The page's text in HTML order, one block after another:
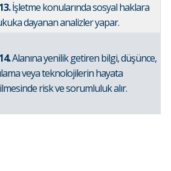
İşletme konularında sosyal haklara
dayanan analizler yapar.
Alanına yenilik getiren bilgi, düşünce,
veya teknolojilerin hayata
risk ve sorumluluk alır.